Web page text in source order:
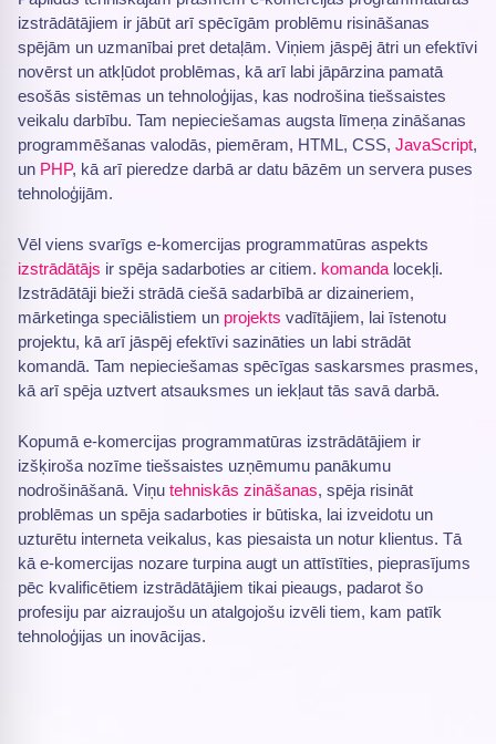
izstrādātājiem ir jābūt arī spēcīgām problēmu risināšanas
spējām un uzmanībai pret detaļām. Viņiem jāspēj ātri un efektīvi
novērst un atkļūdot problēmas, kā arī labi jāpārzina pamatā
esošās sistēmas un tehnoloģijas, kas nodrošina tiešsaistes
veikalu darbību. Tam nepieciešamas augsta līmeņa zināšanas
programmēšanas valodās, piemēram, HTML, CSS, JavaScript,
un PHP, kā arī pieredze darbā ar datu bāzēm un servera puses
tehnoloģijām.
Vēl viens svarīgs e-komercijas programmatūras aspekts
izstrādātājs ir spēja sadarboties ar citiem. komanda locekļi.
Izstrādātāji bieži strādā ciešā sadarbībā ar dizaineriem,
mārketinga speciālistiem un projekts vadītājiem, lai īstenotu
projektu, kā arī jāspēj efektīvi sazināties un labi strādāt
komandā. Tam nepieciešamas spēcīgas saskarsmes prasmes,
kā arī spēja uztvert atsauksmes un iekļaut tās savā darbā.
Kopumā e-komercijas programmatūras izstrādātājiem ir
izšķiroša nozīme tiešsaistes uzņēmumu panākumu
nodrošināšanā. Viņu tehniskās zināšanas, spēja risināt
problēmas un spēja sadarboties ir būtiska, lai izveidotu un
uzturētu interneta veikalus, kas piesaista un notur klientus. Tā
kā e-komercijas nozare turpina augt un attīstīties, pieprasījums
pēc kvalificētiem izstrādātājiem tikai pieaugs, padarot šo
profesiju par aizraujošu un atalgojošu izvēli tiem, kam patīk
tehnoloģijas un inovācijas.